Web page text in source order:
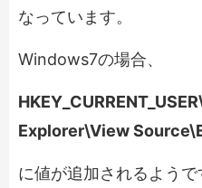
なっています。
Windows7の場合、
Explorer\View
に値が追加されるようで